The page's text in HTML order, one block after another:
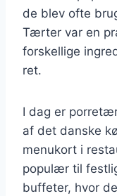
de blev ofte
Tærter var en
forskellige
ret.
I dag er
af det danske
menukort i
populær til
buffeter, hvor